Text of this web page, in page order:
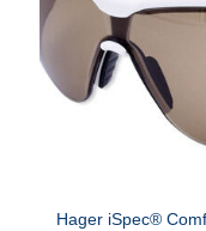
Hager iSpec®